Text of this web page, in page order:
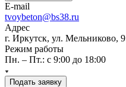
E-mail
tvoybeton@bs38.ru
Адрес
г. Иркутск, ул. Мельниково, 9
Режим работы
Пн. – Пт.: с 9:00 до 18:00
Подать заявку